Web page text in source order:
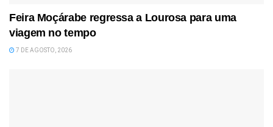
Feira Moçárabe regressa a Lourosa para uma
viagem no tempo
7 DE AGOSTO, 2026